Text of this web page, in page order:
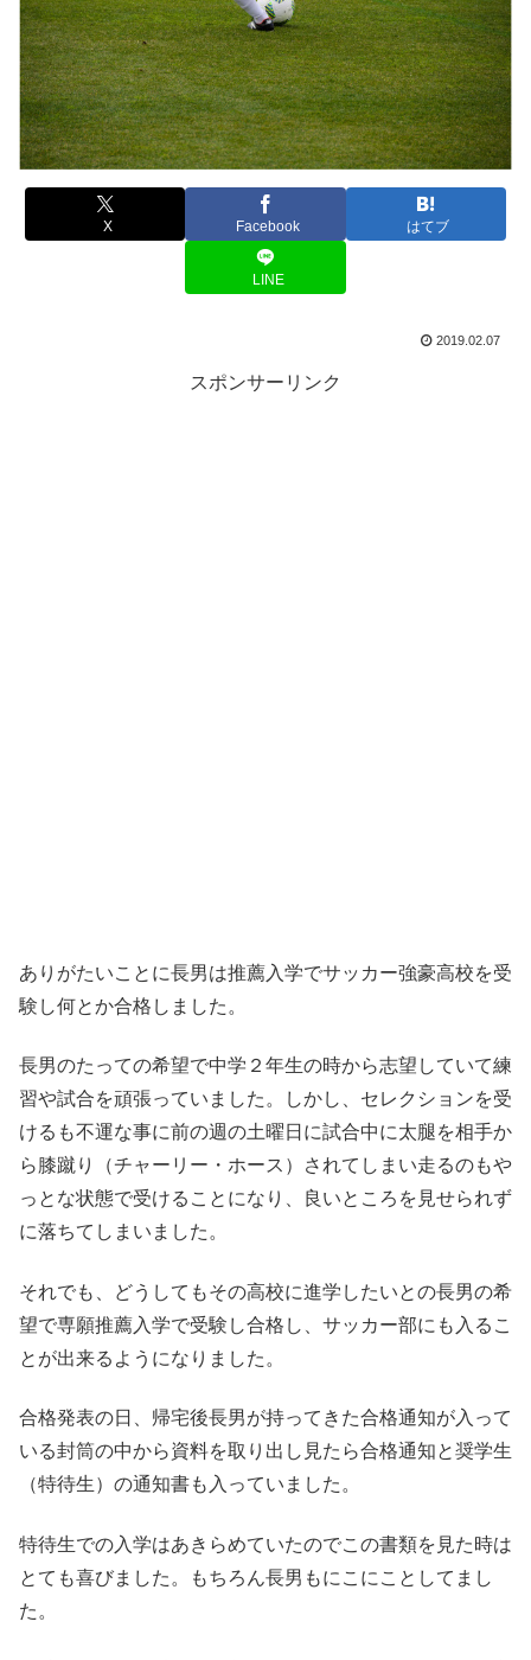
X Facebook はてブ
LINE
2019.02.07
スポンサーリンク
ありがたいことに長男は推薦入学でサッカー強豪高校を受
験し何とか合格しました。
長男のたっての希望で中学２年生の時から志望していて練
習や試合を頑張っていました。しかし、セレクションを受
けるも不運な事に前の週の土曜日に試合中に太腿を相手か
ら膝蹴り（チャーリー・ホース）されてしまい走るのもや
っとな状態で受けることになり、良いところを見せられず
に落ちてしまいました。
それでも、どうしてもその高校に進学したいとの長男の希
望で専願推薦入学で受験し合格し、サッカー部にも入るこ
とが出来るようになりました。
合格発表の日、帰宅後長男が持ってきた合格通知が入って
いる封筒の中から資料を取り出し見たら合格通知と奨学生
（特待生）の通知書も入っていました。
特待生での入学はあきらめていたのでこの書類を見た時は
とても喜びました。もちろん長男もにこにことしてまし
た。